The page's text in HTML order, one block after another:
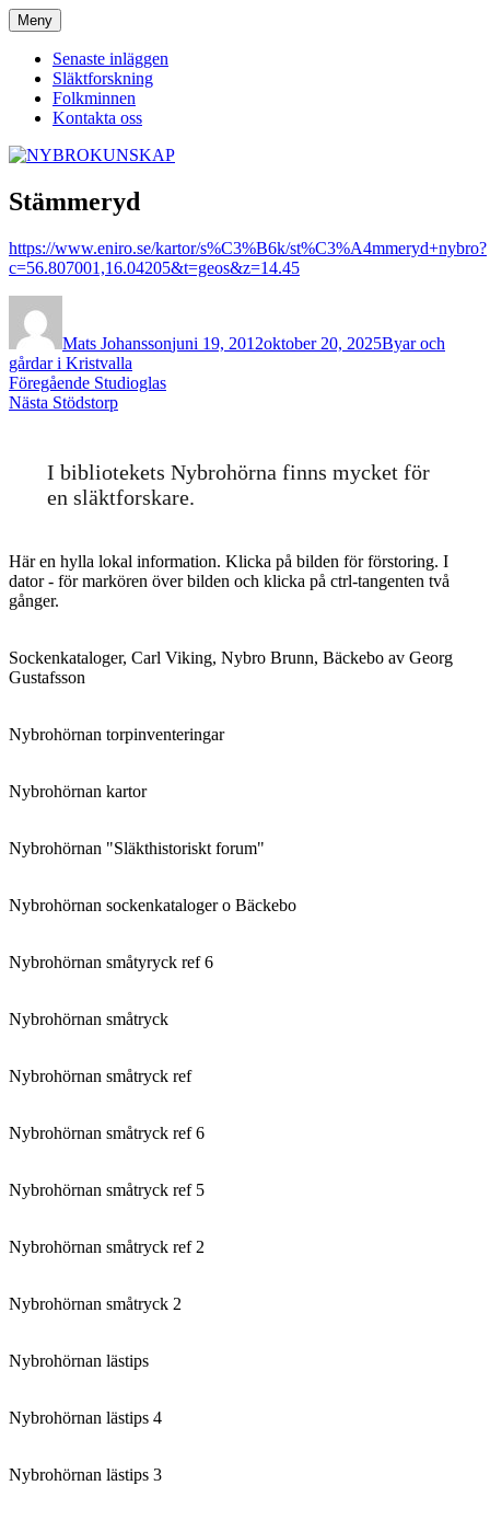
Hoppa
till
innehåll
NYBROKUNSKAP
Meny
Senaste inläggen
Släktforskning
Folkminnen
Kontakta oss
Stämmeryd
https://www.eniro.se/kartor/s%C3%B6k/st%C3%A4mmeryd+nybro?
c=56.807001,16.04205&t=geos&z=14.45
Mats Johanssonjuni 19, 2012oktober 20, 2025Byar och
gårdar i Kristvalla
Inläggsnavigering
Föregående Föregående
inlägg:
Studioglas
Nästa Nästa
Stödstorp
I bibliotekets Nybrohörna finns mycket för
en släktforskare.
Här en hylla lokal information. Klicka på bilden för förstoring. I
dator - för markören över bilden och klicka på ctrl-tangenten två
gånger.
Sockenkataloger, Carl Viking, Nybro Brunn, Bäckebo av Georg
Gustafsson
Nybrohörnan torpinventeringar
Nybrohörnan kartor
Nybrohörnan "Släkthistoriskt forum"
Nybrohörnan sockenkataloger o Bäckebo
Nybrohörnan småtyryck ref 6
Nybrohörnan småtryck
Nybrohörnan småtryck ref
Nybrohörnan småtryck ref 6
Nybrohörnan småtryck ref 5
Nybrohörnan småtryck ref 2
Nybrohörnan småtryck 2
Nybrohörnan lästips
Nybrohörnan lästips 4
Nybrohörnan lästips 3